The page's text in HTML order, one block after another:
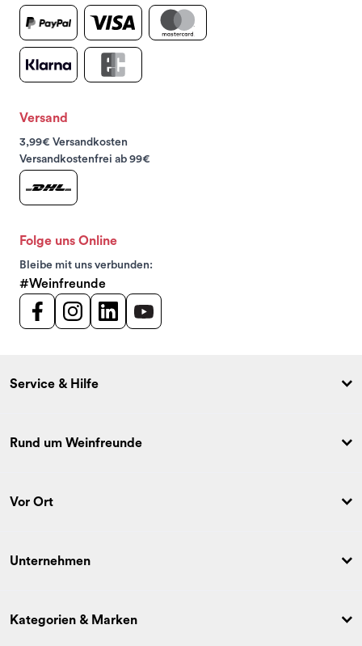
Versand
3,99€ Versandkosten
Versandkostenfrei ab 99€
Folge uns Online
Bleibe mit uns verbunden:
#Weinfreunde
Service & Hilfe
Rund um Weinfreunde
Vor Ort
Unternehmen
Kategorien & Marken